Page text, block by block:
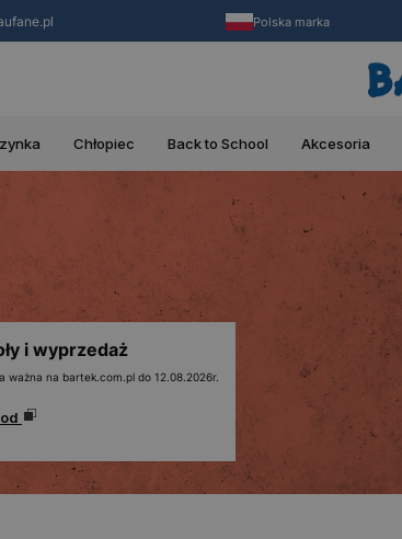
Polska marka
Chłopiec Back to School Akcesoria
i wyprzedaż
na bartek.com.pl do 12.08.2026r.